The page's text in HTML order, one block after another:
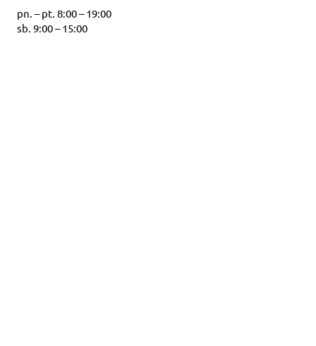
pn. – pt. 8:00 – 19:00
sb. 9:00 – 15:00